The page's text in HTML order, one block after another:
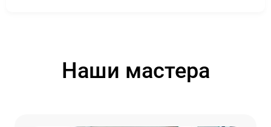
Наши мастера